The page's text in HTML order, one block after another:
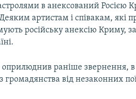
в анексований Росією
артистам і співакам, які
російську анексію Криму,
раніше звернення, в
громадянства від незаконних